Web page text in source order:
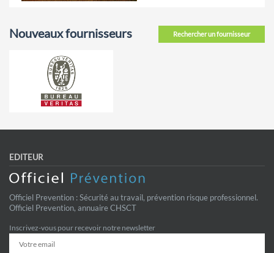
Rechercher un fournisseur
Nouveaux fournisseurs
EDITEUR
Officiel Prevention : Sécurité au travail, prévention risque professionnel.
Officiel Prevention, annuaire CHSCT
Inscrivez-vous pour recevoir notre newsletter